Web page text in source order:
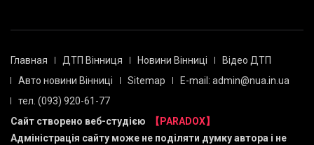
Главная ДТП Вінниця Новини Вінниці
Відео ДТП
Авто новини Вінниці
Sitemap
E-mail: admin@nua.in.ua
тел. (093) 920-61-77
Сайт створено веб-студією
【PARADOX】
Адміністрація сайту може не поділяти думку автора і не